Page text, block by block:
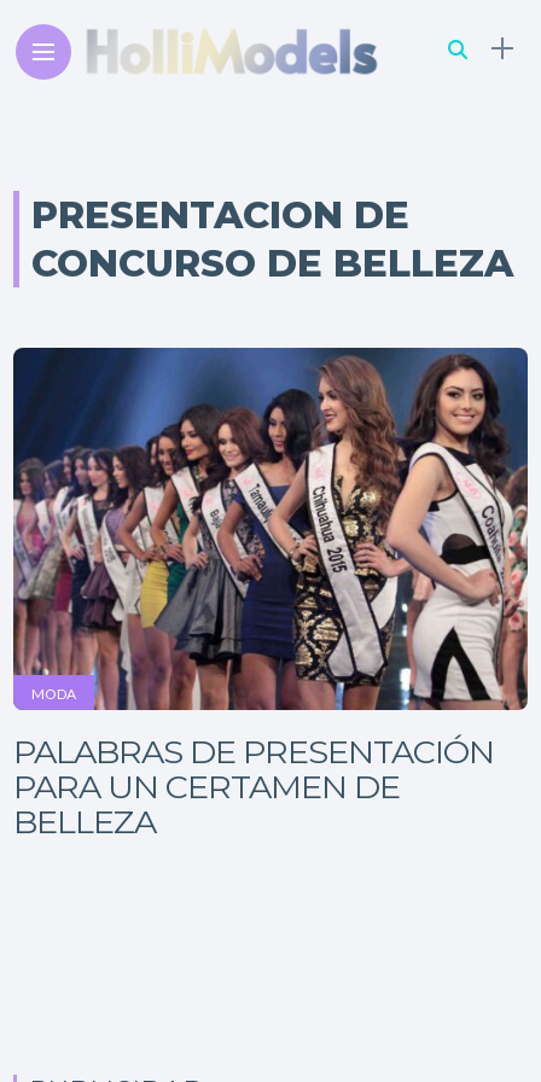
PRESENTACION DE
CONCURSO DE BELLEZA
MODA
PALABRAS DE PRESENTACIÓN
PARA UN CERTAMEN DE
BELLEZA